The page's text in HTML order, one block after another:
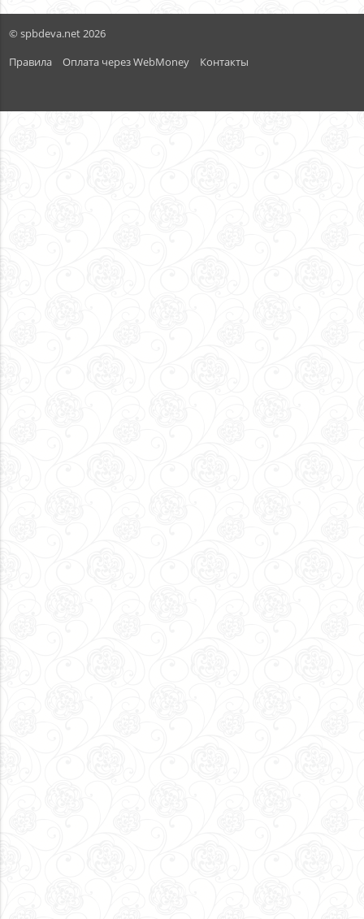
© spbdeva.net 2026
Правила
Оплата через WebMoney Контакты